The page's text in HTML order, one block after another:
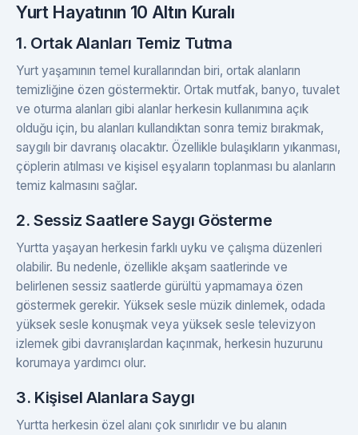
Yurt Hayatının 10 Altın Kuralı
1. Ortak Alanları Temiz Tutma
Yurt yaşamının temel kurallarından biri, ortak alanların
temizliğine özen göstermektir. Ortak mutfak, banyo, tuvalet
ve oturma alanları gibi alanlar herkesin kullanımına açık
olduğu için, bu alanları kullandıktan sonra temiz bırakmak,
saygılı bir davranış olacaktır. Özellikle bulaşıkların yıkanması,
çöplerin atılması ve kişisel eşyaların toplanması bu alanların
temiz kalmasını sağlar.
2. Sessiz Saatlere Saygı Gösterme
Yurtta yaşayan herkesin farklı uyku ve çalışma düzenleri
olabilir. Bu nedenle, özellikle akşam saatlerinde ve
belirlenen sessiz saatlerde gürültü yapmamaya özen
göstermek gerekir. Yüksek sesle müzik dinlemek, odada
yüksek sesle konuşmak veya yüksek sesle televizyon
izlemek gibi davranışlardan kaçınmak, herkesin huzurunu
korumaya yardımcı olur.
3. Kişisel Alanlara Saygı
Yurtta herkesin özel alanı çok sınırlıdır ve bu alanın